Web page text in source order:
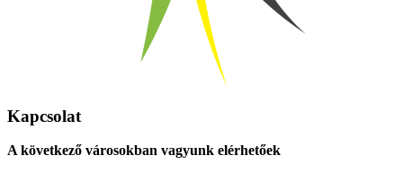
Kapcsolat
A következő városokban vagyunk elérhetőek